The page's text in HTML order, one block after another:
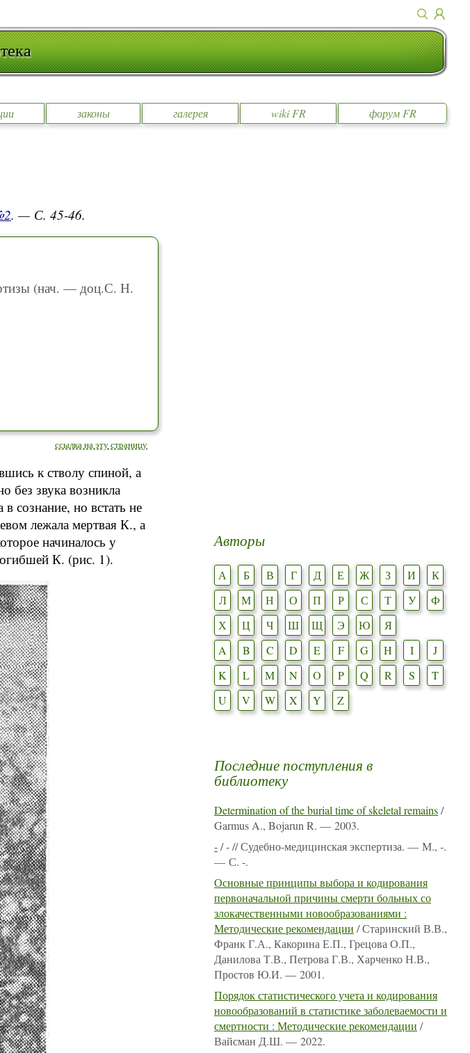
законы галерея wiki FR форум FR
. — С. 45-46.
(нач. — доц.С. Н.
ссылка на эту страницу
к стволу спиной, а
без звука возникла
сознание, но встать не
лежала мертвая К., а
начиналось у
К. (рис. 1).
Авторы
А Б В Г Д Е Ж З И
К
Л
М Н О П Р С Т У
Ф
Х
Ц Ч Ш Щ Э Ю
Я
A
B C D E F G H I
J
K
L M N O P Q R S
T
U
V W X Y Z
Последние поступления в
библиотеку
Determination of the burial time of skeletal remains/
Garmus A., Bojarun R. — 2003.
-/ - // Судебно-медицинская экспертиза. — М., -.
— С. -.
Основные принципы выбора и кодирования
первоначальной причины смерти больных со
злокачественными новообразованиями :
Методические рекомендации / Старинский В.В.,
Франк Г.А., Какорина Е.П., Грецова О.П.,
Данилова Т.В., Петрова Г.В., Харченко Н.В.,
Простов Ю.И. — 2001.
Порядок статистического учета и кодирования
новообразований в статистике заболеваемости и
смертности : Методические рекомендации /
Вайсман Д.Ш. — 2022.